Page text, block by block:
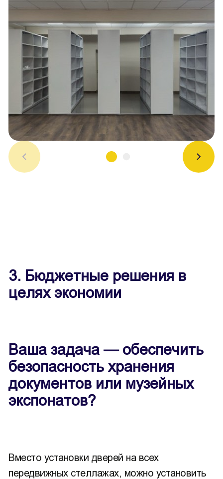
3. Бюджетные решения в
целях экономии
Ваша задача — обеспечить
безопасность хранения
документов или музейных
экспонатов?
Вместо установки дверей на всех
передвижных стеллажах, можно установить